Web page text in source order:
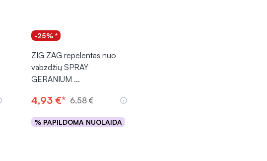
-25% *
ZIG ZAG repelentas nuo
vabzdžių SPRAY
GERANIUM ...
4,93 €* 6,58 €
% PAPILDOMA NUOLAIDA
Į krepšelį